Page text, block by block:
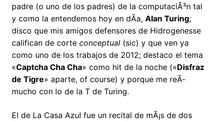
padre (o uno de los padres) de la computaciÃ³n tal
y como la entendemos hoy en dÃ­a, Alan Turing;
disco que mis amigos defensores de Hidrogenesse
califican de corte conceptual (sic) y que ven ya
como uno de los trabajos de 2012; destaco el tema
«Captcha Cha Cha» como hit de la noche («Disfraz
de Tigre» aparte, of course) y porque me reÃ­
mucho con lo de la T de Turing.
El de La Casa Azul fue un recital de mÃ¡s de dos